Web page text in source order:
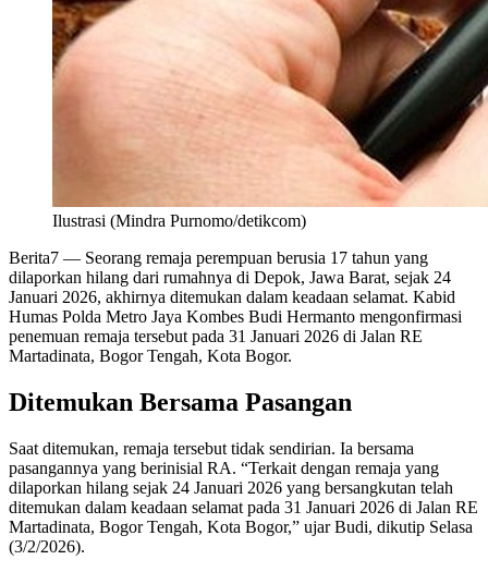
Ilustrasi (Mindra Purnomo/detikcom)
Berita7 — Seorang remaja perempuan berusia 17 tahun yang
dilaporkan hilang dari rumahnya di Depok, Jawa Barat, sejak 24
Januari 2026, akhirnya ditemukan dalam keadaan selamat. Kabid
Humas Polda Metro Jaya Kombes Budi Hermanto mengonfirmasi
penemuan remaja tersebut pada 31 Januari 2026 di Jalan RE
Martadinata, Bogor Tengah, Kota Bogor.
Ditemukan Bersama Pasangan
Saat ditemukan, remaja tersebut tidak sendirian. Ia bersama
pasangannya yang berinisial RA. “Terkait dengan remaja yang
dilaporkan hilang sejak 24 Januari 2026 yang bersangkutan telah
ditemukan dalam keadaan selamat pada 31 Januari 2026 di Jalan RE
Martadinata, Bogor Tengah, Kota Bogor,” ujar Budi, dikutip Selasa
(3/2/2026).